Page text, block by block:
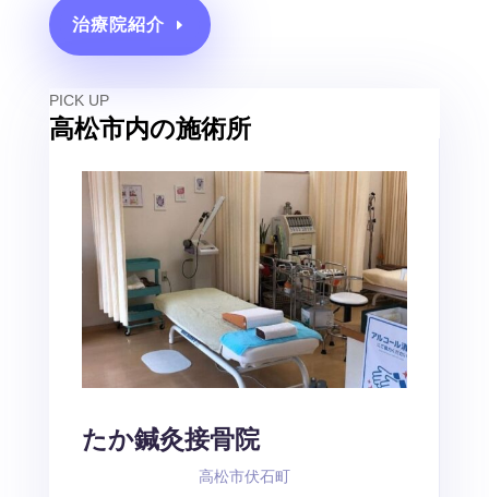
治療院紹介
PICK UP
高松市内の施術所
たか鍼灸接骨院
高松市伏石町